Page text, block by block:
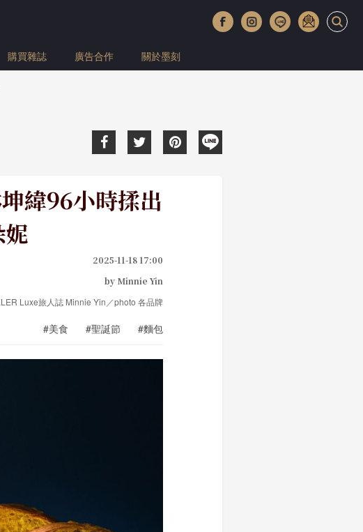
購買雜誌 廣告合作 關於墨刻
緯96小時揉出
2025-11-18 17:00
by Minnie Yin
Luxe旅人誌 Minnie Yin／photo 各品牌
#美食 #聖誕節 #麵包